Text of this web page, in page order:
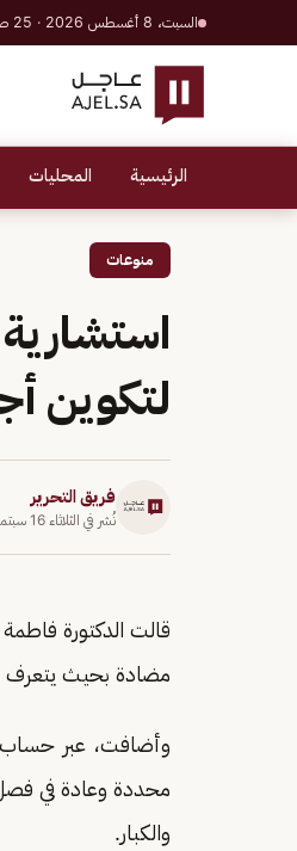
السبت، 8 أغسطس 2026 · 25 صفر 1448 هـ
الرئيسية المحليات
منوعات
لتكوين
فريق التحرير
نُشر في الثلاثاء 16 سبتمبر 2025
قالت الدكتورة
مضادة بحيث يتعرف
وأضافت، عبر حساب
محددة وعادة في
والكبار.